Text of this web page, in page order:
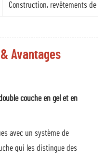
Construction, revêtements de
Avantages
couche en gel et en
avec un système de
qui les distingue des